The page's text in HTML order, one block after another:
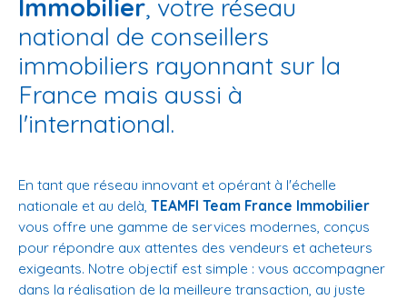
Immobilier, votre réseau
national de conseillers
immobiliers rayonnant sur la
France mais aussi à
l'international.
En tant que réseau innovant et opérant à l'échelle
nationale et au delà, TEAMFI Team France Immobilier
vous offre une gamme de services modernes, conçus
pour répondre aux attentes des vendeurs et acheteurs
exigeants. Notre objectif est simple : vous accompagner
dans la réalisation de la meilleure transaction, au juste